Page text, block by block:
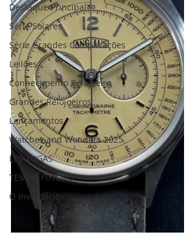
Destaque Principal
Série Solares
Série Grandes Complicações
Leilões
Conhecimento Relojoeiro
Grandes Relojoeiros
Lançamentos
Watches and Wonders 2025
LES TUGAS
TEMPO FUTURO
O Inventário